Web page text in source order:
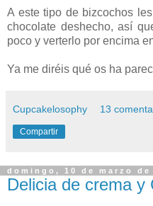
A este tipo de bizcochos
chocolate deshecho, así
poco y verterlo por encima
Ya me diréis qué os ha
Cupcakelosophy 13
Compartir
domingo, 10 de marzo de
Delicia de crema y